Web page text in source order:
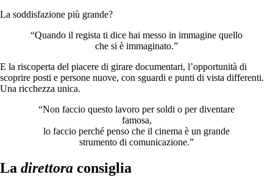
La soddisfazione più grande?
“Quando il regista ti dice hai messo in immagine quello
che si è immaginato.”
E la riscoperta del piacere di girare documentari, l’opportunità di
scoprire posti e persone nuove, con sguardi e punti di vista differenti.
Una ricchezza unica.
“Non faccio questo lavoro per soldi o per diventare
famosa,
lo faccio perché penso che il cinema è un grande
strumento di comunicazione.”
La direttora consiglia